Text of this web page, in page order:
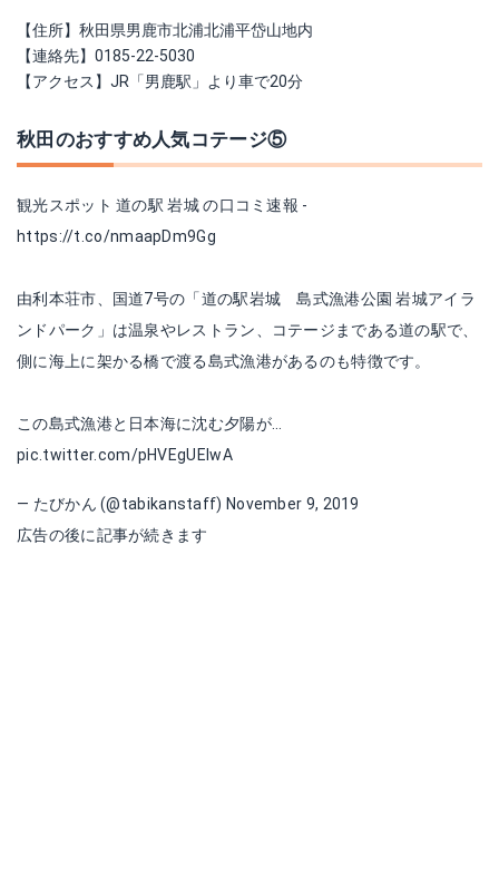
【住所】秋田県男鹿市北浦北浦平岱山地内
【連絡先】0185-22-5030
【アクセス】JR「男鹿駅」より車で20分
秋田のおすすめ人気コテージ⑤
観光スポット 道の駅 岩城 の口コミ速報 -
https://t.co/nmaapDm9Gg
由利本荘市、国道7号の「道の駅岩城 島式漁港公園 岩城アイラ
ンドパーク」は温泉やレストラン、コテージまである道の駅で、
側に海上に架かる橋で渡る島式漁港があるのも特徴です。
この島式漁港と日本海に沈む夕陽が...
pic.twitter.com/pHVEgUEIwA
— たびかん (@tabikanstaff) November 9, 2019
広告の後に記事が続きます